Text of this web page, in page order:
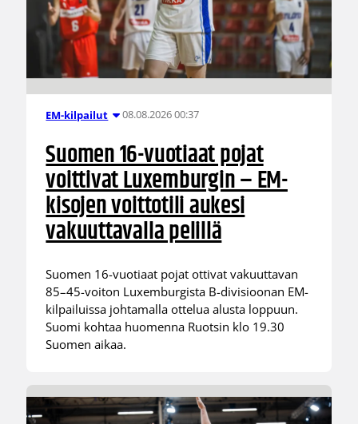
EM-kilpailut 08.08.2026 00:37
Suomen 16-vuotiaat pojat
voittivat Luxemburgin – EM-
kisojen voittotili aukesi
vakuuttavalla pelillä
Suomen 16-vuotiaat pojat ottivat vakuuttavan
85–45-voiton Luxemburgista B-divisioonan EM-
kilpailuissa johtamalla ottelua alusta loppuun.
Suomi kohtaa huomenna Ruotsin klo 19.30
Suomen aikaa.